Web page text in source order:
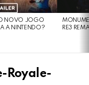
NOVO JOGO
A NINTENDO?
RE3
Royale-